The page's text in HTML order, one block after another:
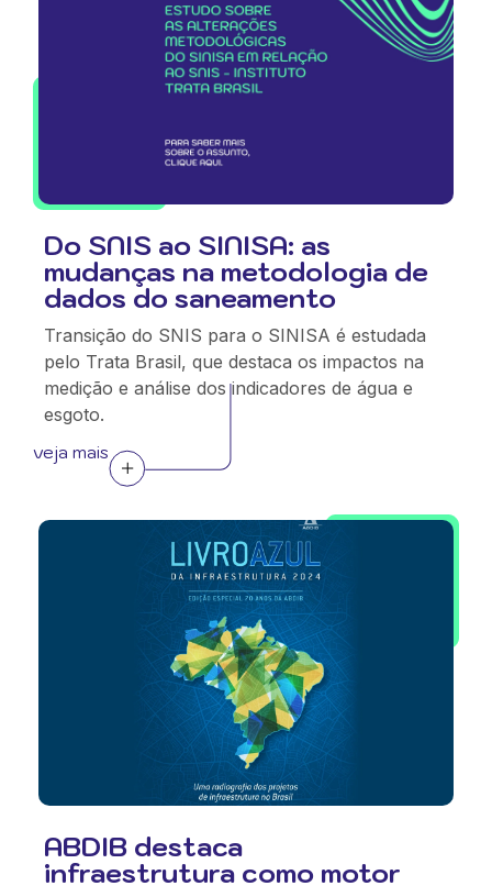
Do SNIS ao SINISA: as
mudanças na metodologia de
dados do saneamento
Transição do SNIS para o SINISA é estudada
pelo Trata Brasil, que destaca os impactos na
medição e análise dos indicadores de água e
esgoto.
veja mais
ABDIB destaca
infraestrutura como motor